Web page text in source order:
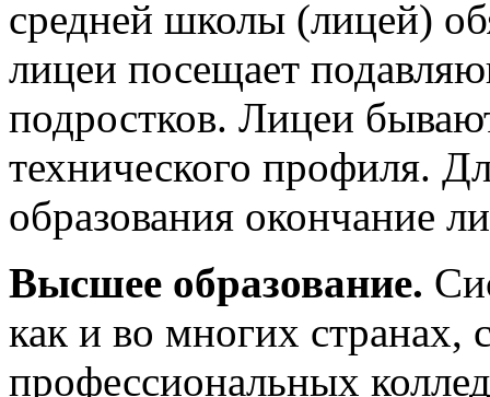
средней школы (лицей)
лицеи посещает
подростков. Лицеи
технического профиля.
образования окончание
Высшее образование.
как и во многих странах,
профессиональных